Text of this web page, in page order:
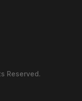
Reserved.